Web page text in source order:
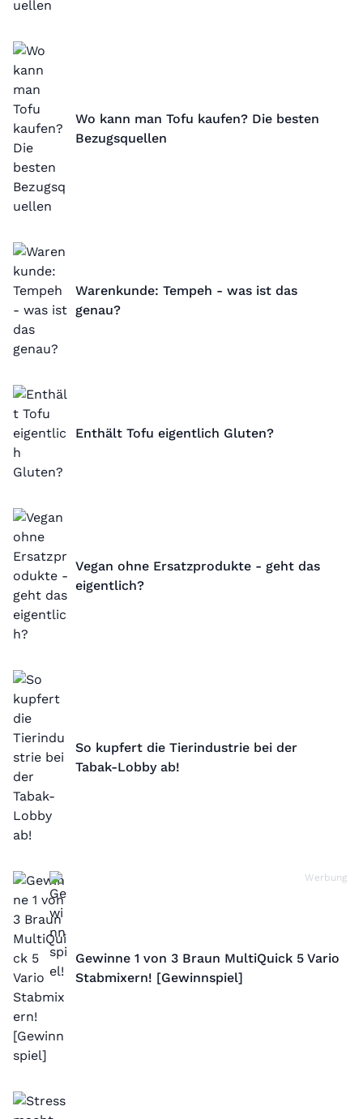
Wo kann man Tofu kaufen? Die besten
Bezugsquellen
Warenkunde: Tempeh - was ist das
genau?
Enthält Tofu eigentlich Gluten?
Vegan ohne Ersatzprodukte - geht das
eigentlich?
So kupfert die Tierindustrie bei der
Tabak-Lobby ab!
Werbung
Gewinne 1 von 3 Braun MultiQuick 5 Vario
Stabmixern! [Gewinnspiel]